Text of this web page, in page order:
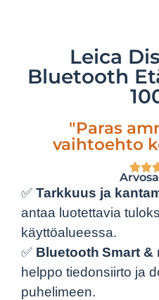
Leica
Bluetooth
"Paras
vaihtoehto
✅ Tarkkuus ja
antaa luotettavia
käyttöalueessa.
✅ Bluetooth Smart
helppo tiedonsiirto ja
puhelimeen.